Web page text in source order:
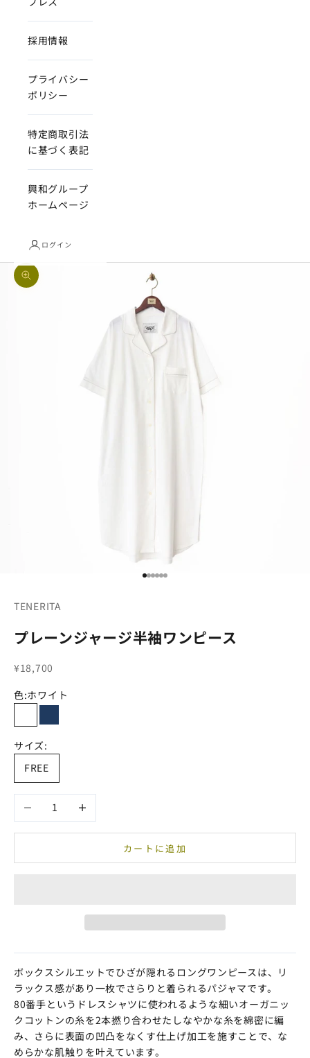
採用情報
プライバシー
ポリシー
特定商取引法
に基づく表記
興和グループ
ホームページ
ログイン
ズームイン
項目に移動する 1
項目に移動する 2
項目に移動する 3
項目に移動する 4
項目に移動する 5
項目に移動する 6
TENERITA
プレーンジャージ半袖ワンピース
セール価格
¥18,700
色:ホワイト
ホワイトネイビー
サイズ:
FREE
数量を減らす 数量を増やす
カートに追加
ボックスシルエットでひざが隠れるロングワンピースは、リ
ラックス感があり一枚でさらりと着られるパジャマです。
80番手というドレスシャツに使われるような細いオーガニッ
クコットンの糸を2本撚り合わせたしなやかな糸を綿密に編
み、さらに表面の凹凸をなくす仕上げ加工を施すことで、な
めらかな肌触りを叶えています。